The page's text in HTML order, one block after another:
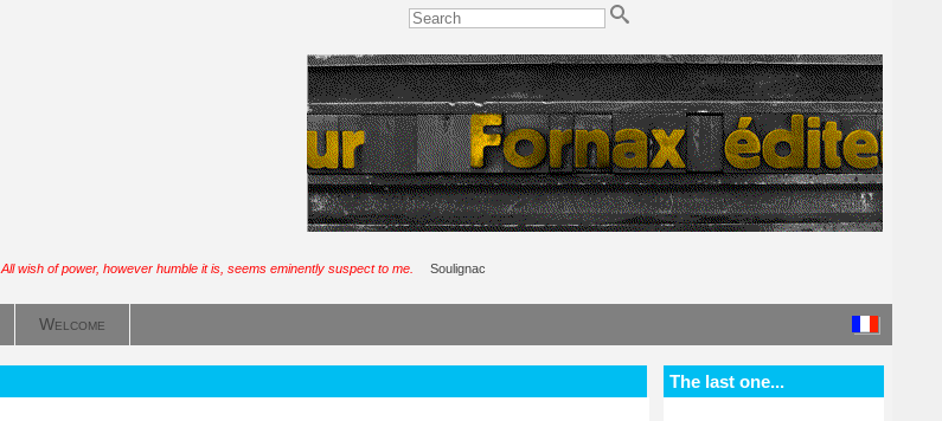
All wish of power, however humble it is, seems eminently suspect to me. Soulignac
Welcome
The last one...